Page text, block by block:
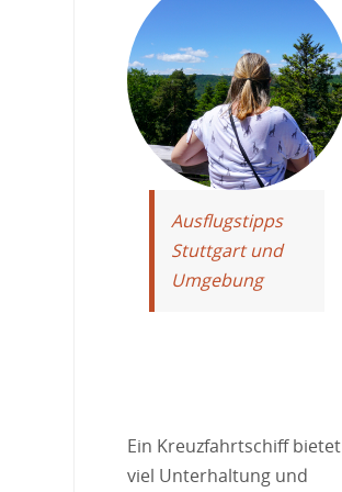
Ausflugstipps
Stuttgart und
Umgebung
Ein Kreuzfahrtschiff bietet
viel Unterhaltung und